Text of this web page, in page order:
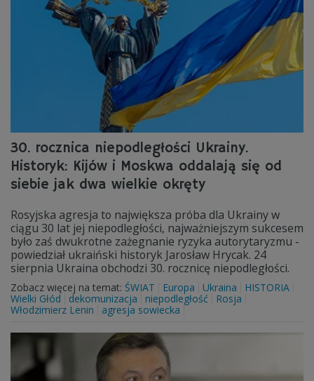
30. rocznica niepodległości Ukrainy.
Historyk: Kijów i Moskwa oddalają się od
siebie jak dwa wielkie okręty
Rosyjska agresja to największa próba dla Ukrainy w
ciągu 30 lat jej niepodległości, najważniejszym sukcesem
było zaś dwukrotne zażegnanie ryzyka autorytaryzmu -
powiedział ukraiński historyk Jarosław Hrycak. 24
sierpnia Ukraina obchodzi 30. rocznicę niepodległości.
Zobacz więcej na temat: ŚWIAT Europa Ukraina
HISTORIA
Wielki Głód
dekomunizacja niepodległość
Rosja
Włodzimierz Lenin
agresja sowiecka